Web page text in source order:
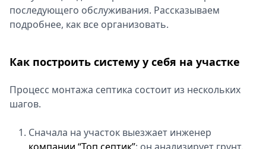
Стримы
Спецпроекты
2026
Metro
последующего обслуживания. Рассказываем
подробнее, как все организовать.
Как построить систему у себя на участке
Процесс монтажа септика состоит из нескольких
шагов.
Сначала на участок выезжает инженер